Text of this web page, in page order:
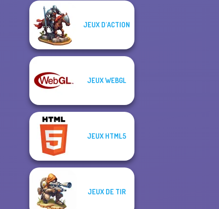
JEUX D'ACTION
JEUX WEBGL
JEUX HTML5
JEUX DE TIR